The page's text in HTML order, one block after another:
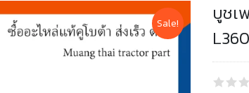
Sale!
บูชเ